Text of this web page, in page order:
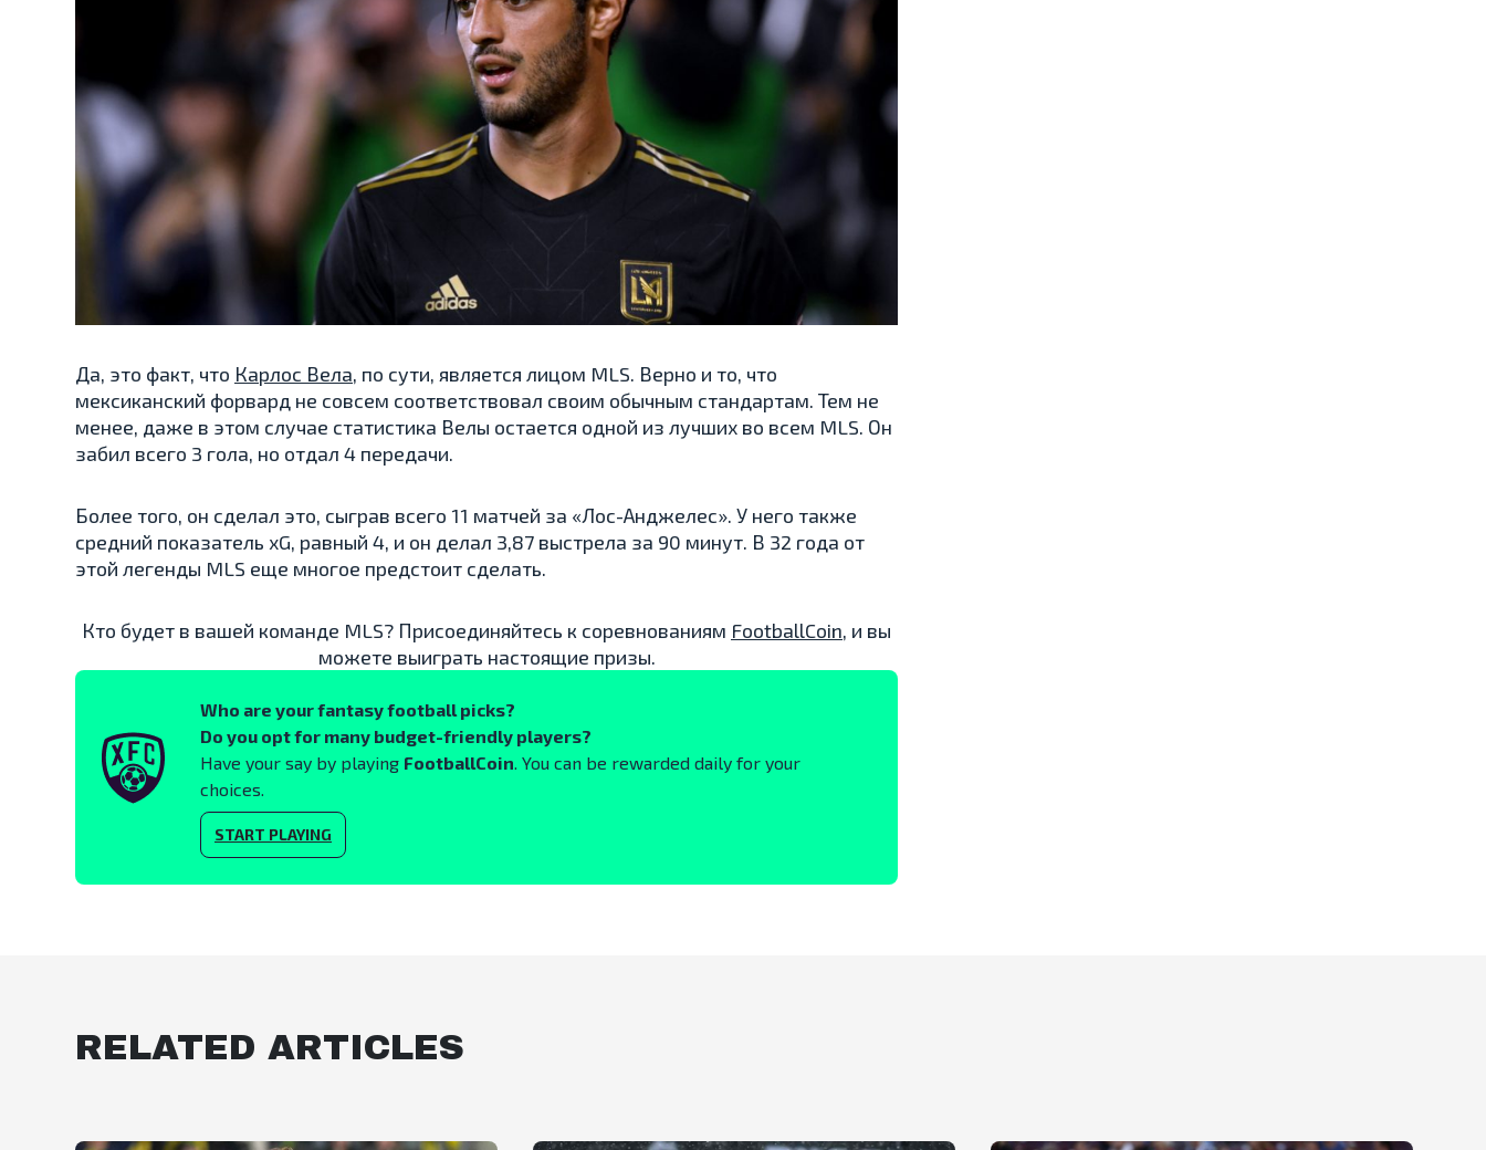
Да, это факт, что Карлос Вела, по сути, является лицом MLS. Верно и то, что
мексиканский форвард не совсем соответствовал своим обычным стандартам. Тем не
менее, даже в этом случае статистика Велы остается одной из лучших во всем MLS. Он
забил всего 3 гола, но отдал 4 передачи.
Более того, он сделал это, сыграв всего 11 матчей за «Лос-Анджелес». У него также
средний показатель xG, равный 4, и он делал 3,87 выстрела за 90 минут. В 32 года от
этой легенды MLS еще многое предстоит сделать.
Кто будет в вашей команде MLS? Присоединяйтесь к соревнованиям FootballCoin, и вы
можете выиграть настоящие призы.
Who are your fantasy football picks?
Do you opt for many budget-friendly players?
Have your say by playing FootballCoin. You can be rewarded daily for your
choices.
START PLAYING
RELATED ARTICLES